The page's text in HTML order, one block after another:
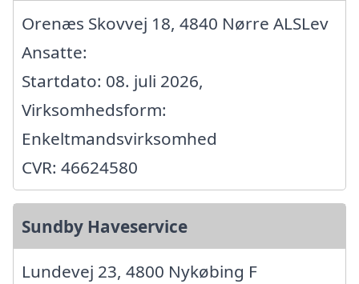
Orenæs Skovvej 18, 4840 Nørre ALSLev
Ansatte:
Startdato: 08. juli 2026,
Virksomhedsform:
Enkeltmandsvirksomhed
CVR: 46624580
Sundby Haveservice
Lundevej 23, 4800 Nykøbing F